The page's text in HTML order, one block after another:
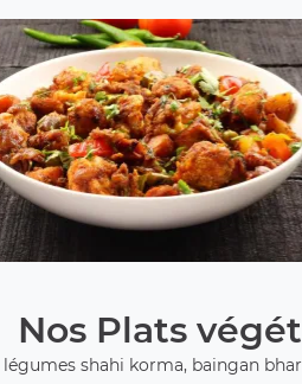
Nos Plats
légumes shahi korma, baingan